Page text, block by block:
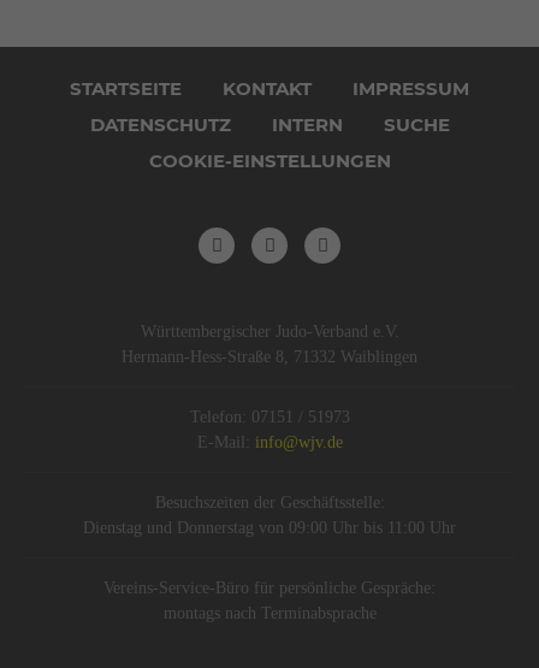
überspringenSTARTSEITE KONTAKT
IMPRESSUM
DATENSCHUTZ
INTERN
SUCHE
COOKIE-EINSTELLUNGEN
Württembergischer Judo-Verband e.V.
Hermann-Hess-Straße 8, 71332 Waiblingen
Telefon: 07151 / 51973
E-Mail: info@wjv.de
Besuchszeiten der Geschäftsstelle:
Dienstag und Donnerstag von 09:00 Uhr bis 11:00 Uhr
Vereins-Service-Büro für persönliche Gespräche:
montags nach Terminabsprache